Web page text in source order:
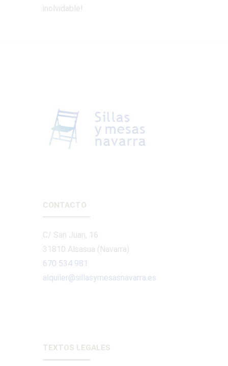
inolvidable!
CONTACTO
C/ San Juan, 16
31810 Alsasua (Navarra)
670 534 981
alquiler@sillasymesasnavarra.es
TEXTOS LEGALES